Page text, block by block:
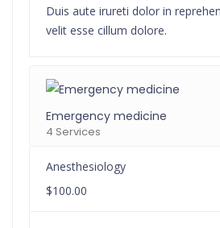
Duis aute irureti dolor in
velit esse cillum dolore.
Emergency medicine
4 Services
Anesthesiology
$100.00